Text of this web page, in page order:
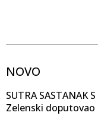
NOVO
SUTRA SASTANAK
Zelenski doputovao